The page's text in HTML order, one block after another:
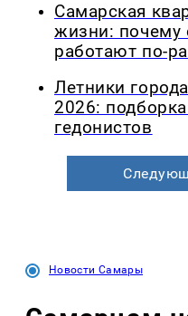
Самарская
жизни: почему
работают по-
Летники
2026:
гедонистов
Новости Самары